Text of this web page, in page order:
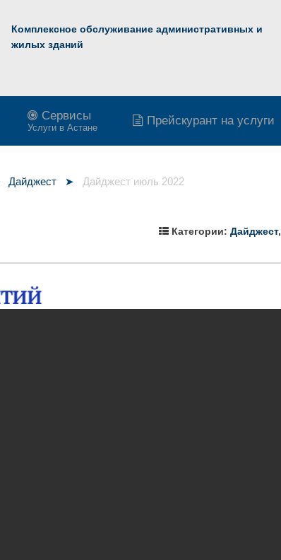
Комплексное обслуживание административных и
жилых зданий
Сервисы
Услуги в Астане
Прейскурант на услуги
Дайджест Дайджест июль 2022
Категории: Дайджест,